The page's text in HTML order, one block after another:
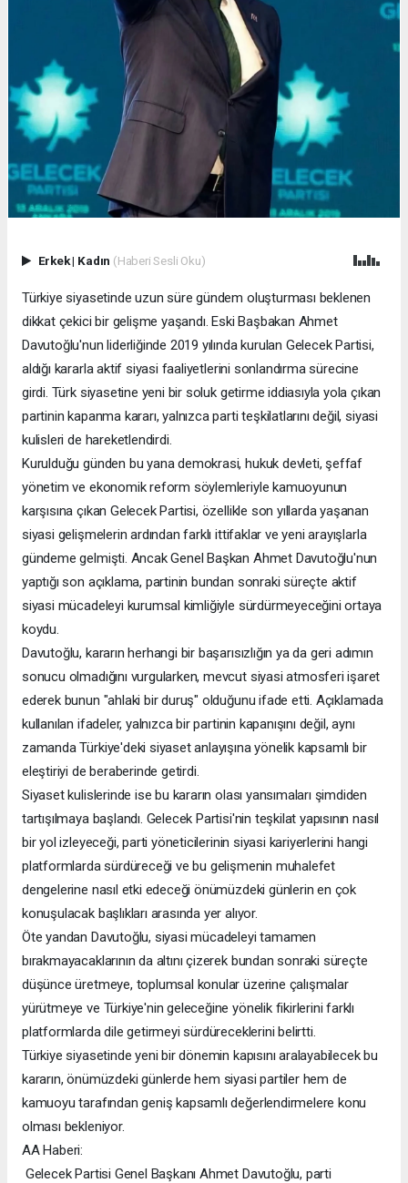
Erkek| Kadın (Haberi Sesli Oku)
Türkiye siyasetinde uzun süre gündem oluşturması beklenen
dikkat çekici bir gelişme yaşandı. Eski Başbakan Ahmet
Davutoğlu'nun liderliğinde 2019 yılında kurulan Gelecek Partisi,
aldığı kararla aktif siyasi faaliyetlerini sonlandırma sürecine
girdi. Türk siyasetine yeni bir soluk getirme iddiasıyla yola çıkan
partinin kapanma kararı, yalnızca parti teşkilatlarını değil, siyasi
kulisleri de hareketlendirdi.
Kurulduğu günden bu yana demokrasi, hukuk devleti, şeffaf
yönetim ve ekonomik reform söylemleriyle kamuoyunun
karşısına çıkan Gelecek Partisi, özellikle son yıllarda yaşanan
siyasi gelişmelerin ardından farklı ittifaklar ve yeni arayışlarla
gündeme gelmişti. Ancak Genel Başkan Ahmet Davutoğlu'nun
yaptığı son açıklama, partinin bundan sonraki süreçte aktif
siyasi mücadeleyi kurumsal kimliğiyle sürdürmeyeceğini ortaya
koydu.
Davutoğlu, kararın herhangi bir başarısızlığın ya da geri adımın
sonucu olmadığını vurgularken, mevcut siyasi atmosferi işaret
ederek bunun "ahlaki bir duruş" olduğunu ifade etti. Açıklamada
kullanılan ifadeler, yalnızca bir partinin kapanışını değil, aynı
zamanda Türkiye'deki siyaset anlayışına yönelik kapsamlı bir
eleştiriyi de beraberinde getirdi.
Siyaset kulislerinde ise bu kararın olası yansımaları şimdiden
tartışılmaya başlandı. Gelecek Partisi'nin teşkilat yapısının nasıl
bir yol izleyeceği, parti yöneticilerinin siyasi kariyerlerini hangi
platformlarda sürdüreceği ve bu gelişmenin muhalefet
dengelerine nasıl etki edeceği önümüzdeki günlerin en çok
konuşulacak başlıkları arasında yer alıyor.
Öte yandan Davutoğlu, siyasi mücadeleyi tamamen
bırakmayacaklarının da altını çizerek bundan sonraki süreçte
düşünce üretmeye, toplumsal konular üzerine çalışmalar
yürütmeye ve Türkiye'nin geleceğine yönelik fikirlerini farklı
platformlarda dile getirmeyi sürdüreceklerini belirtti.
Türkiye siyasetinde yeni bir dönemin kapısını aralayabilecek bu
kararın, önümüzdeki günlerde hem siyasi partiler hem de
kamuoyu tarafından geniş kapsamlı değerlendirmelere konu
olması bekleniyor.
AA Haberi:
Gelecek Partisi Genel Başkanı Ahmet Davutoğlu, parti